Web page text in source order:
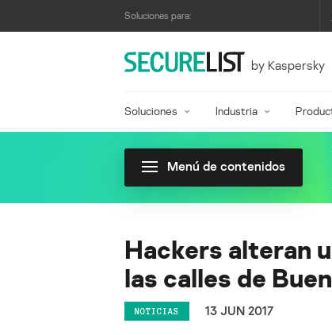
Soluciones para:
by Kaspersky
Soluciones Industria
Menú de contenidos
Hackers alteran
las calles de
NOTICIAS 13 JUN 2017